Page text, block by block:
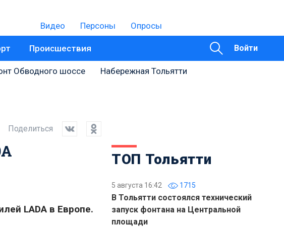
Видео Персоны Опросы
Происшествия Войти
Обводного шоссе
Набережная Тольятти
Поделиться
LADA в Европе.
ТОП Тольятти
5 августа 16:42 1715
В Тольятти состоялся технический
запуск фонтана на Центральной
площади